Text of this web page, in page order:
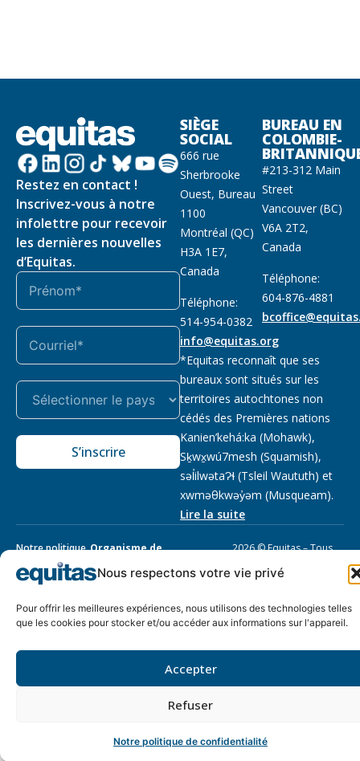
Nous respectons votre vie privé
Pour offrir les meilleures expériences, nous utilisons des technologies telles
que les cookies pour stocker et/ou accéder aux informations sur l'appareil.
Accepter
Refuser
Notre politique de confidentialité
Restez en contact !
Inscrivez-vous à notre
infolettre pour recevoir
les dernières nouvelles
d’Equitas.
S’inscrire
SIÈGE
SOCIAL
666 rue
Sherbrooke
Ouest, Bureau
1100
Montréal (QC)
H3A 1E7,
Canada
Téléphone:
514-954-0382
info@equitas.org
BUREAU EN
COLOMBIE-
#213-312 Main
Street
Vancouver (BC)
V6A 2T2,
Canada
Téléphone:
604-876-4881
*Equitas reconnaît que ses
bureaux sont situés sur les
territoires autochtones non
cédés des Premières nations
Kanien’kehá:ka (Mohawk),
Sḵwx̱wú7mesh (Squamish),
səl̓ilwətaɁɬ (Tsleil Waututh) et
xwməθkwəy̓əm (Musqueam).
Lire la suite
Notre politique
confidentialité
Organisme de
118833292RR0001
2026 © Equitas – Tous
Phil